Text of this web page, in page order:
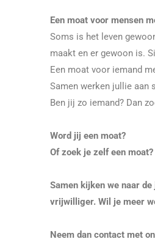
Een moat voor mensen
Soms is het leven
maakt en er gewoon is.
Een moat voor iemand
Samen werken jullie aan
Ben jij zo iemand? Dan
Word jij een moat?
Of zoek je zelf een moat?
Samen kijken we naar
vrijwilliger. Wil je meer
Neem dan contact met